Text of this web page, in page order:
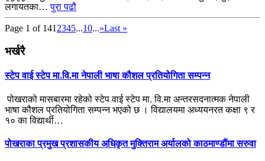
लगायतका…पुरा पढौ
Page 1 of 1412345...10...»Last »
भर्खरै
स्टेप वाई स्टेप मा.वि.मा नेपाली भाषा कौशल प्रतियोगिता सम्पन्न
पोखराको मासबारमा रहेको स्टेप वाई स्टेप मा. वि.मा अन्तरसदनात्मक नेपाली
भाषा कौशल प्रतियोगिता सम्पन्न भएको छ । विद्यालयमा अध्ययनरत कक्षा ९ र
१० का विद्यार्थी…
पोखराका प्रमुख प्रशासकीय अधिकृत मुक्तिराम अर्यालको काठमाण्डौंमा सरुवा